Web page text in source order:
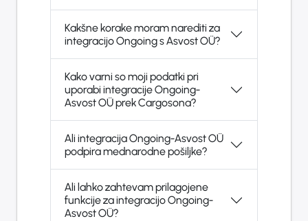
Kakšne korake moram narediti za
integracijo Ongoing s Asvost OÜ?
Kako varni so moji podatki pri
uporabi integracije Ongoing-
Asvost OÜ prek Cargosona?
Ali integracija Ongoing-Asvost OÜ
podpira mednarodne pošiljke?
Ali lahko zahtevam prilagojene
funkcije za integracijo Ongoing-
Asvost OÜ?